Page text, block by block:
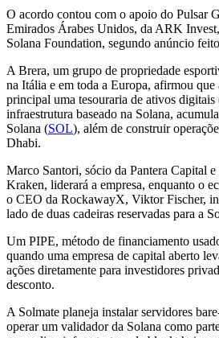
O acordo contou com o apoio do Pulsar
Emirados Árabes Unidos, da ARK
Solana Foundation, segundo anúncio
A Brera, um grupo de propriedade
na Itália e em toda a Europa, afirmou
principal uma tesouraria de ativos
infraestrutura baseado na Solana,
Solana (SOL), além de construir
Dhabi.
Marco Santori, sócio da Pantera Capital
Kraken, liderará a empresa, enquanto o
o CEO da RockawayX, Viktor Fischer,
lado de duas cadeiras reservadas para a
Um PIPE, método de financiamento
quando uma empresa de capital aberto
ações diretamente para investidores
desconto.
A Solmate planeja instalar servidores
operar um validador da Solana como